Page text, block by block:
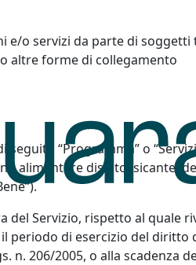
e/o servizi da parte di soggetti
altre forme di collegamento
“Programma” o
alimentare disintossicante,
del Servizio, rispetto al quale
periodo di esercizio del diritto
n. 206/2005, o alla scadenza